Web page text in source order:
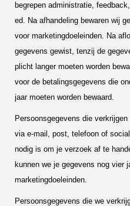
begrepen administratie,
ed. Na afhandeling bewaren wij
voor marketingdoeleinden. Na
gegevens gewist, tenzij de
plicht langer moeten worden
voor de betalingsgegevens die
jaar moeten worden bewaard.
Persoonsgegevens die
via e-mail, post, telefoon of
nodig is om je verzoek af te
kunnen we je gegevens nog vier
marketingdoeleinden.
Persoonsgegevens die we